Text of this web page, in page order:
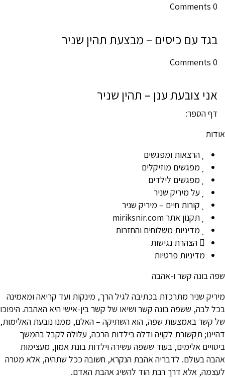
0 Comments
בגד עם כיסים – מבצעת תהין שניר
0 Comments
אני צובעת ענן – תהין שניר
דף הספר:
אודות
הרצאות ומפגשים
מפגשים מוזיקלים
מפגשים לילדים
על מיריק שניר
קורות חיים – מיריק שניר
תקנון אתר miriksnir.com
מדיניות משלוחים והחזרות
הצהרת נגישות
מדיניות פרטיות
שפה בונה קשר ו-אהבה
מיריק שניר מתרכזת בכתיבה לגיל הרך, מינקות ועד קריאה ומאמינה
בכל לבה, ששפה בונה קשר ושיאו של קשר בין-אישי היא האהבה. היפוכו
של קשר באמצעות שפה, הוא השתיקה – האלם, ממנו נובעת האלימות,
דהיינו; תקשורת לקויה ודלה בילדות הרכה, עלולה לקבל בהמשך
ביטויים אלימים, בעוד ששפה עשירה וילדות בונת אמון, מעצימות
אהבה בעולם. לדבריה אהבת הנקרא, חשובה ככל שתהיה, אלא מטרה
לעצמה, אלא דרך רבת הוד להשיג אהבת האדם.